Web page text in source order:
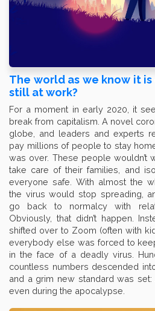
The world as we know it
still at work?
For a moment in early 2020, it
break from capitalism. A novel
globe, and leaders and experts
pay millions of people to stay
was over. These people wouldn’t
take care of their families, and
everyone safe. With almost the
the virus would stop spreading,
go back to normalcy with
Obviously, that didn’t happen.
shifted over to Zoom (often with
everybody else was forced to
in the face of a deadly virus.
countless numbers descended
and a grim new standard was set:
even during the apocalypse.